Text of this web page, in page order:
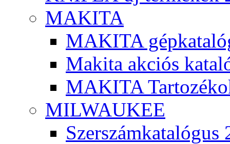
MAKITA
MAKITA
Makita akciós
MAKITA
MILWAUKEE
Szerszámkatalógus